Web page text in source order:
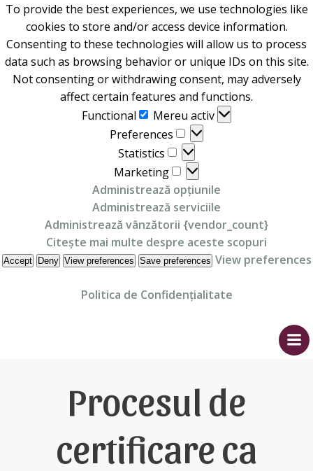
To provide the best experiences, we use technologies like
cookies to store and/or access device information.
Consenting to these technologies will allow us to process
data such as browsing behavior or unique IDs on this site.
Not consenting or withdrawing consent, may adversely
affect certain features and functions.
Functional
Functional
Mereu activ
Preferences
Preferences
Statistics
Statistics
Marketing
Marketing
Administrează opțiunile
Administrează serviciile
Administrează vânzătorii {vendor_count}
Citește mai multe despre aceste scopuri
Accept Deny View preferences Save preferences View preferences
Politica de Confidențialitate
Procesul de
certificare ca